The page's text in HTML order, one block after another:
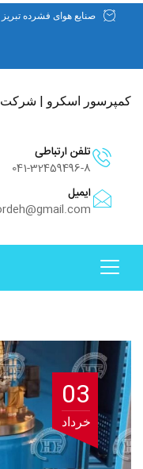
صنایع هوای فشرده
تلفن ارتباطی
041-32459496-8
ایمیل
03
خرداد